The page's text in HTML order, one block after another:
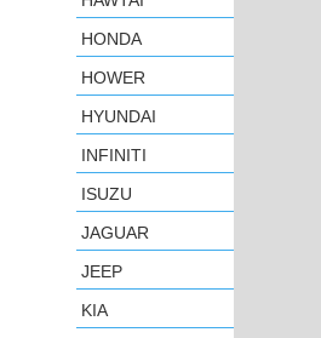
HONDA
HOWER
HYUNDAI
INFINITI
ISUZU
JAGUAR
JEEP
KIA